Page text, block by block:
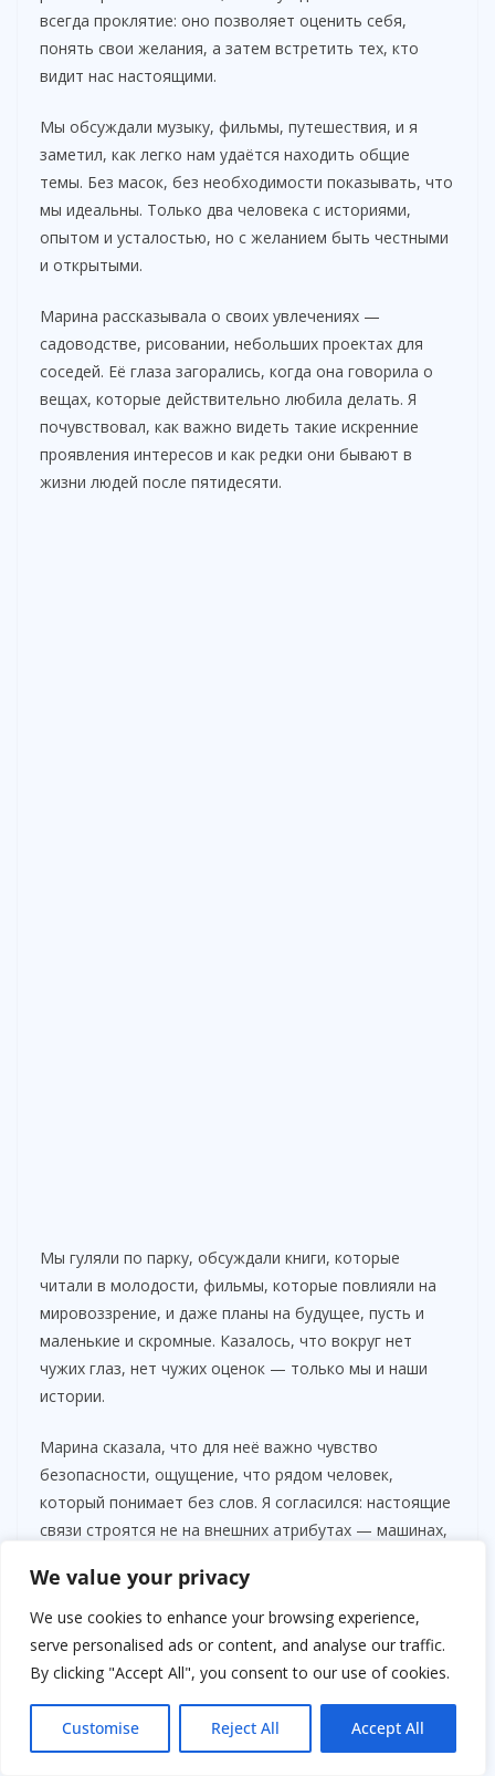
We value your privacy
We use cookies to enhance your browsing experience,
serve personalised ads or content, and analyse our traffic.
By clicking "Accept All", you consent to our use of cookies.
Customise Reject All Accept All
всегда проклятие: оно позволяет оценить себя,
понять свои желания, а затем встретить тех, кто
видит нас настоящими.
Мы обсуждали музыку, фильмы, путешествия, и я
заметил, как легко нам удаётся находить общие
темы. Без масок, без необходимости показывать, что
мы идеальны. Только два человека с историями,
опытом и усталостью, но с желанием быть честными
и открытыми.
Марина рассказывала о своих увлечениях —
садоводстве, рисовании, небольших проектах для
соседей. Её глаза загорались, когда она говорила о
вещах, которые действительно любила делать. Я
почувствовал, как важно видеть такие искренние
проявления интересов и как редки они бывают в
жизни людей после пятидесяти.
Мы гуляли по парку, обсуждали книги, которые
читали в молодости, фильмы, которые повлияли на
мировоззрение, и даже планы на будущее, пусть и
маленькие и скромные. Казалось, что вокруг нет
чужих глаз, нет чужих оценок — только мы и наши
истории.
Марина сказала, что для неё важно чувство
безопасности, ощущение, что рядом человек,
который понимает без слов. Я согласился: настоящие
связи строятся не на внешних атрибутах — машинах,
рядом.
В тот день я впервые почувствовал, как ценны
простые моменты: прогулка по тихому парку,
понятны только нам. Мы говорили о вещах, которые
не обсуждают на первых свиданиях, о страхах,